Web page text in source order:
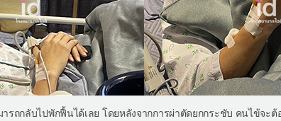
ถกลับไปพักฟื้นได้เลย โดยหลังจากการผ่าตัดยกกระชับ คนไข้จะ